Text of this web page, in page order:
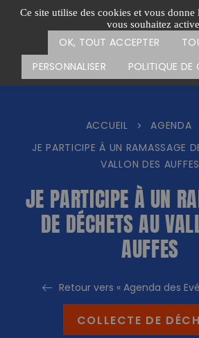
Ce site utilise des cookies et vous donne
vous souhaitez
OK, TOUT ACCEPTER
PERSONNALISER
POLITIQUE DE
Passer
CARTE DES ACTIONS
ACCUEIL > AGENDA
JE PARTICIPE À UN RAMASSAGE
VALLON DES AUFFES
JE PARTICIPE À UN
DE DÉCHETS AU
AUFFES
Retour vers « Agenda des
COLLECTE DE